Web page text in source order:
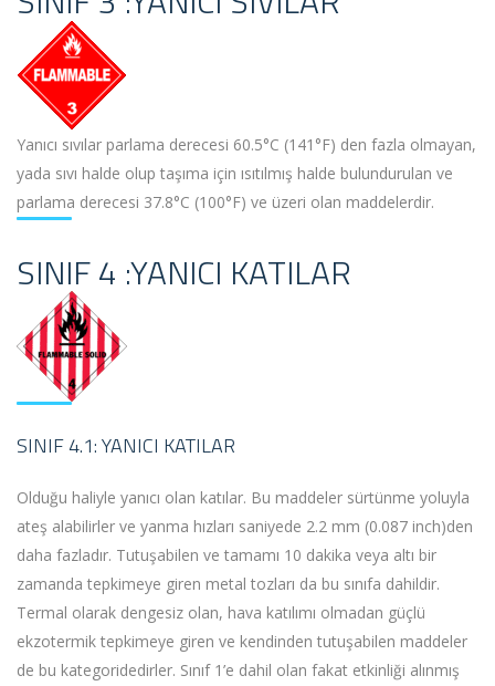
Yanıcı sıvılar parlama derecesi 60.5°C (141°F) den fazla olmayan,
yada sıvı halde olup taşıma için ısıtılmış halde bulundurulan ve
parlama derecesi 37.8°C (100°F) ve üzeri olan maddelerdir.
SINIF 4 :YANICI KATILAR
SINIF 4.1: YANICI KATILAR
Olduğu haliyle yanıcı olan katılar. Bu maddeler sürtünme yoluyla
ateş alabilirler ve yanma hızları saniyede 2.2 mm (0.087 inch)den
daha fazladır. Tutuşabilen ve tamamı 10 dakika veya altı bir
zamanda tepkimeye giren metal tozları da bu sınıfa dahildir.
Termal olarak dengesiz olan, hava katılımı olmadan güçlü
ekzotermik tepkimeye giren ve kendinden tutuşabilen maddeler
de bu kategoridedirler. Sınıf 1’e dahil olan fakat etkinliği alınmış